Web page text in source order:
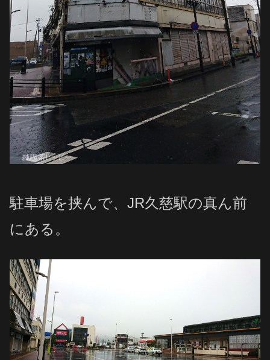
駐車場を挟んで、JR久慈駅の真ん前
にある。